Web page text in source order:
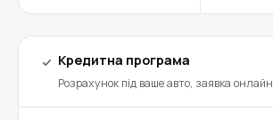
Кредитна програма
Розрахунок під ваше авто, заявка онлайн